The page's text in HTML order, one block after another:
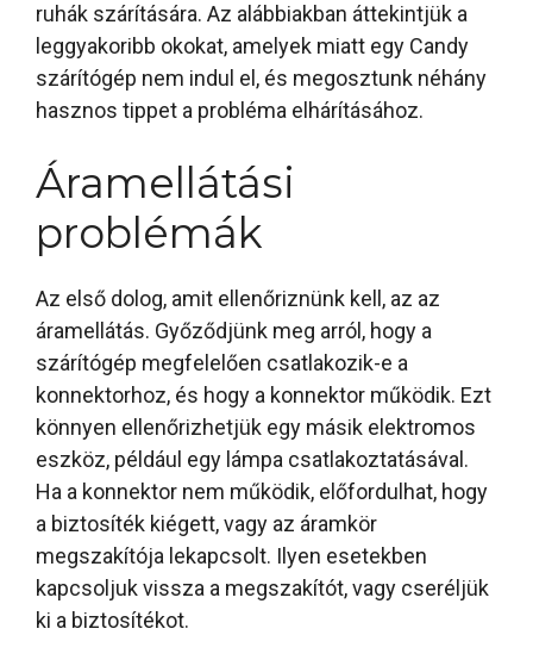
ruhák szárítására. Az alábbiakban áttekintjük a
leggyakoribb okokat, amelyek miatt egy Candy
szárítógép nem indul el, és megosztunk néhány
hasznos tippet a probléma elhárításához.
Áramellátási
problémák
Az első dolog, amit ellenőriznünk kell, az az
áramellátás. Győződjünk meg arról, hogy a
szárítógép megfelelően csatlakozik-e a
konnektorhoz, és hogy a konnektor működik. Ezt
könnyen ellenőrizhetjük egy másik elektromos
eszköz, például egy lámpa csatlakoztatásával.
Ha a konnektor nem működik, előfordulhat, hogy
a biztosíték kiégett, vagy az áramkör
megszakítója lekapcsolt. Ilyen esetekben
kapcsoljuk vissza a megszakítót, vagy cseréljük
ki a biztosítékot.